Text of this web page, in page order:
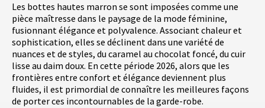
Les bottes hautes marron se sont imposées comme une
pièce maîtresse dans le paysage de la mode féminine,
fusionnant élégance et polyvalence. Associant chaleur et
sophistication, elles se déclinent dans une variété de
nuances et de styles, du caramel au chocolat foncé, du cuir
lisse au daim doux. En cette période 2026, alors que les
frontières entre confort et élégance deviennent plus
fluides, il est primordial de connaître les meilleures façons
de porter ces incontournables de la garde-robe.